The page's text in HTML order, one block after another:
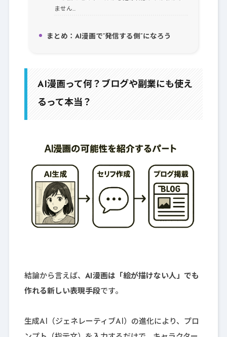
ません…
まとめ：AI漫画で“発信する側”になろう
AI漫画って何？ブログや副業にも使え
るって本当？
結論から言えば、 AI漫画は「絵が描けない人」でも
作れる新しい表現手段です。
生成AI（ジェネレーティブAI）の進化により、プロ